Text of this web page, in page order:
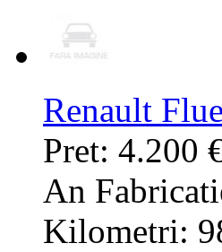
Renault
Pret: 4.200
An
Kilometri: